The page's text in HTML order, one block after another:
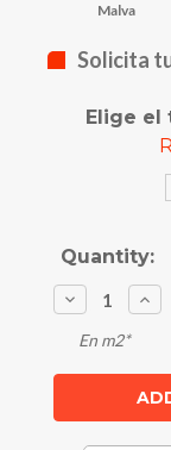
Malva
Solicita
Elige el
Current
Quantity:
Decrease
Quantity:
En m2*